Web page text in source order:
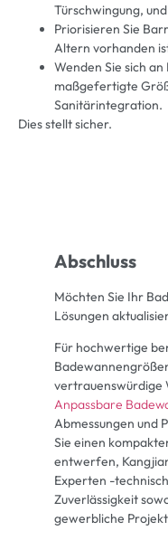
Türschwingung,
Priorisieren Sie
Altern vorhanden
Wenden Sie sich
maßgefertigte
Sanitärintegration.
Dies stellt sicher.
Abschluss
Möchten Sie Ihr
Lösungen
Für hochwertige
vertrauenswürdige
Anpassbare
Abmessungen und
Sie einen
entwerfen,
Experten -
Zuverlässigkeit
gewerbliche